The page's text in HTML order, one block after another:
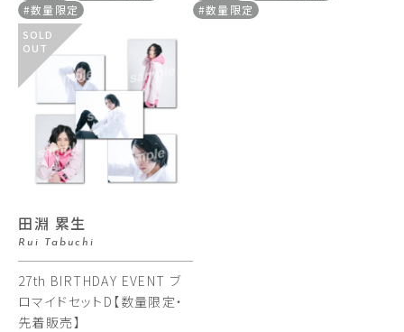
#数量限定
#数量限定
SOLD
OUT
田淵 累生
Rui Tabuchi
27th BIRTHDAY EVENT ブ
ロマイドセットD【数量限定・
先着販売】